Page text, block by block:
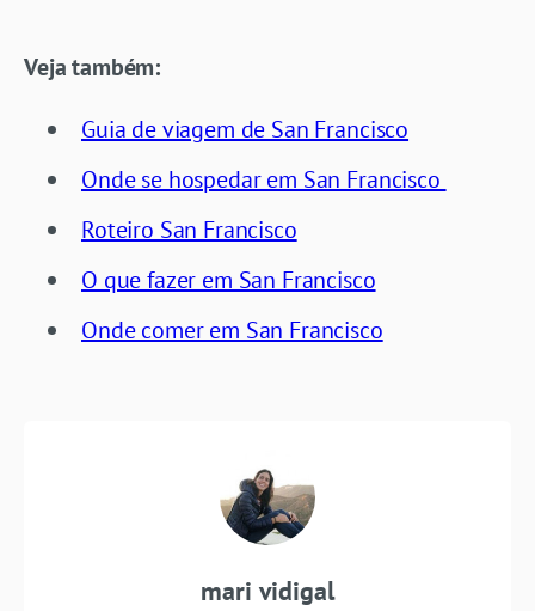
Veja também:
Guia de viagem de San Francisco
Onde se hospedar em San Francisco
Roteiro San Francisco
O que fazer em San Francisco
Onde comer em San Francisco
mari vidigal